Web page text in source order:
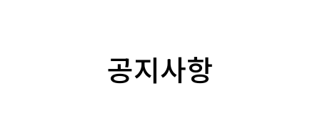
공지사항